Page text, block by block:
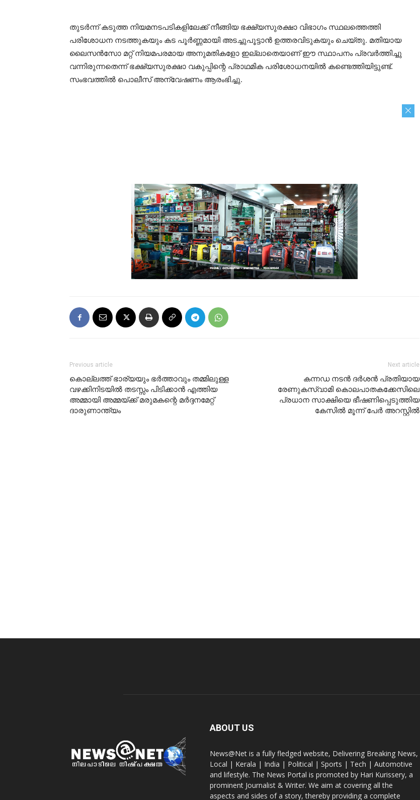
തുടർന്ന് കടുത്ത നിയമനടപടികളിലേക്ക് നീങ്ങിയ ഭക്ഷ്യസുരക്ഷാ വിഭാഗം സ്ഥലത്തെത്തി
പരിശോധന നടത്തുകയും കട പൂർണ്ണമായി അടച്ചുപൂട്ടാൻ ഉത്തരവിടുകയും ചെയ്തു. മതിയായ
ലൈസൻസോ മറ്റ് നിയമപരമായ അനുമതികളോ ഇല്ലാതെയാണ് ഈ സ്ഥാപനം പ്രവർത്തിച്ചു
വന്നിരുന്നതെന്ന് ഭക്ഷ്യസുരക്ഷാ വകുപ്പിന്റെ പ്രാഥമിക പരിശോധനയിൽ കണ്ടെത്തിയിട്ടുണ്ട്.
സംഭവത്തിൽ പൊലീസ് അന്വേഷണം ആരംഭിച്ചു.
Previous article
കൊല്ലത്ത് ഭാര്യയും ഭർത്താവും തമ്മിലുള്ള
വഴക്കിനിടയിൽ തടസ്സം പിടിക്കാൻ എത്തിയ
അമ്മായി അമ്മയ്ക്ക് മരുമകന്റെ മർദ്ദനമേറ്റ്
ദാരുണാന്ത്യം
Next article
കന്നഡ നടൻ ദർശൻ പ്രതിയായ
രേണുകസ്വാമി കൊലപാതകക്കേസിലെ
പ്രധാന സാക്ഷിയെ ഭീഷണിപ്പെടുത്തിയ
കേസിൽ മൂന്ന് പേർ അറസ്റ്റിൽ
ABOUT US
News@Net is a fully fledged website, Delivering Breaking News,
Local | Kerala | India | Political | Sports | Tech | Automotive
and lifestyle. The News Portal is promoted by Hari Kurissery, a
prominent Journalist & Writer. We aim at covering all the
aspects and sides of a story, thereby providing a complete